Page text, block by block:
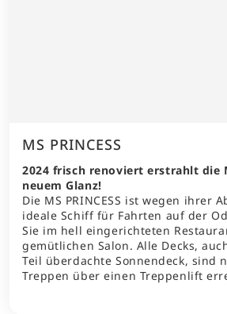
MS PRINCESS
2024 frisch renoviert erstrahlt die
neuem Glanz!
Die MS PRINCESS ist wegen ihrer
ideale Schiff für Fahrten auf der
Sie im hell eingerichteten
gemütlichen Salon. Alle Decks,
Teil überdachte Sonnendeck, sind
Treppen über einen Treppenlift